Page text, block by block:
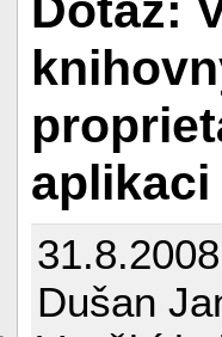
aplikaci
Dušan